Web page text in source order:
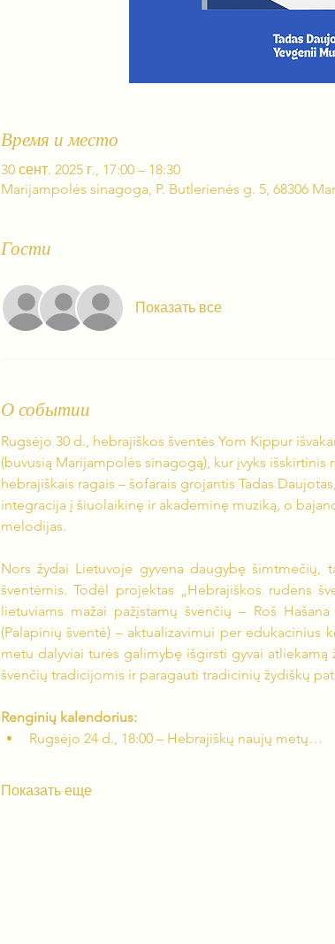
Время и место
30 сент. 2025 г., 17:00 – 18:30
Marijampolės sinagoga, P. Butlerienės g. 5, 68306
Гости
Показать все
О событии
Rugsėjo 30 d., hebrajiškos šventės Yom Kippur
(buvusią Marijampolės sinagogą), kur įvyks
hebrajiškais ragais – šofarais grojantis Tadas
integracija į šiuolaikinę ir akademinę muziką, o
melodijas.
Nors žydai Lietuvoje gyvena daugybę šimtmečių,
šventėmis. Todėl projektas „Hebrajiškos rudens
lietuviams mažai pažįstamų švenčių – Roš
(Palapinių šventė) – aktualizavimui per
metu dalyviai turės galimybę išgirsti gyvai
švenčių tradicijomis ir paragauti tradicinių žydiškų
Renginių kalendorius:
Rugsėjo 24 d., 18:00 – Hebrajiškų naujų metų…
Показать еще